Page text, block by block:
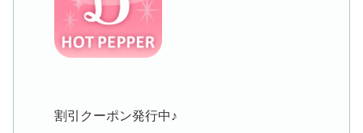
割引クーポン発行中♪